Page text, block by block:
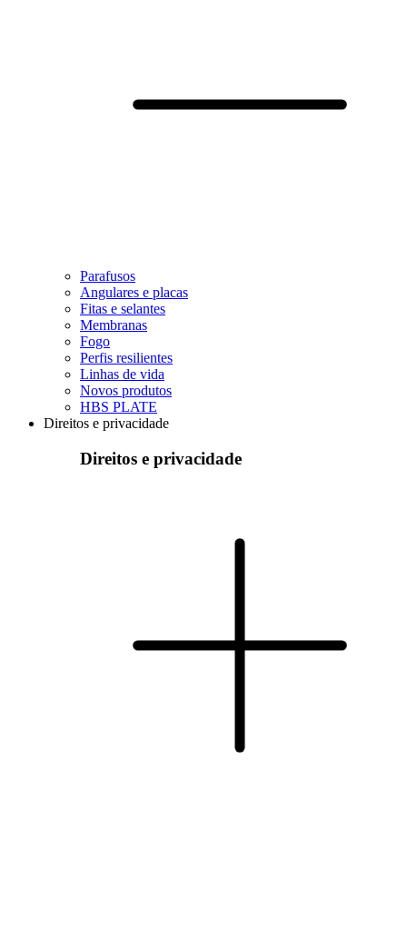
Parafusos
Angulares e placas
Fitas e selantes
Membranas
Fogo
Perfis resilientes
Linhas de vida
Novos produtos
HBS PLATE
Direitos e privacidade
Direitos e privacidade